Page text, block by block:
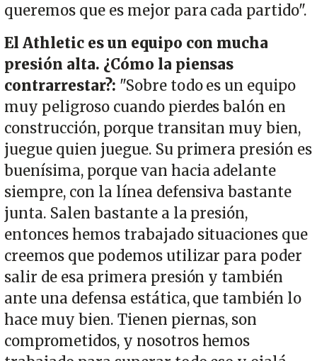
queremos que es mejor para cada partido".
El Athletic es un equipo con mucha
presión alta. ¿Cómo la piensas
contrarrestar?: "Sobre todo es un equipo
muy peligroso cuando pierdes balón en
construcción, porque transitan muy bien,
juegue quien juegue. Su primera presión es
buenísima, porque van hacia adelante
siempre, con la línea defensiva bastante
junta. Salen bastante a la presión,
entonces hemos trabajado situaciones que
creemos que podemos utilizar para poder
salir de esa primera presión y también
ante una defensa estática, que también lo
hace muy bien. Tienen piernas, son
comprometidos, y nosotros hemos